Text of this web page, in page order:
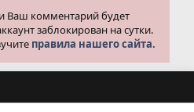
Ваш комментарий будет
заблокирован на сутки.
правила нашего сайта.